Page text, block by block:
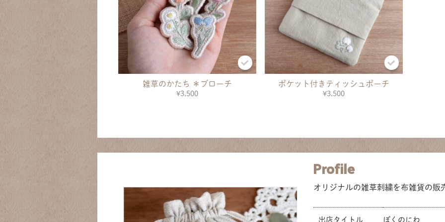
雑草のかたち ＊ブローチ
¥3,500
ポケット付きティッシュポーチ
¥3,500
Profile
オリジナルの雑草刺繍を布雑貨の販
出店タイトル ぼくのにわ
共有方法を選択